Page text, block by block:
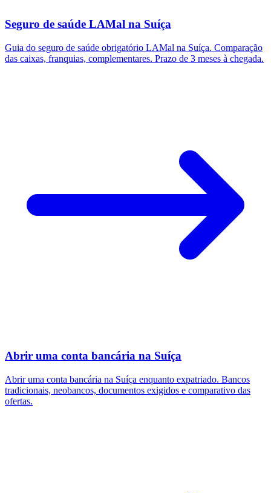
Seguro de saúde LAMal na Suíça
Guia do seguro de saúde obrigatório LAMal na Suíça. Comparação
das caixas, franquias, complementares. Prazo de 3 meses à chegada.
Abrir uma conta bancária na Suíça
Abrir uma conta bancária na Suíça enquanto expatriado. Bancos
tradicionais, neobancos, documentos exigidos e comparativo das
ofertas.